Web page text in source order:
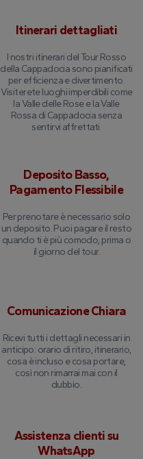
Itinerari dettagliati
I nostri itinerari del Tour Rosso
della Cappadocia sono pianificati
per efficienza e divertimento.
Visiterete luoghi imperdibili come
la Valle delle Rose e la Valle
Rossa di Cappadocia senza
sentirvi affrettati.
Deposito Basso,
Pagamento Flessibile
Per prenotare è necessario solo
un deposito. Puoi pagare il resto
quando ti è più comodo, prima o
il giorno del tour.
Comunicazione Chiara
Ricevi tutti i dettagli necessari in
anticipo: orario di ritiro, itinerario,
cosa è incluso e cosa portare,
così non rimarrai mai con il
dubbio.
Assistenza clienti su
WhatsApp